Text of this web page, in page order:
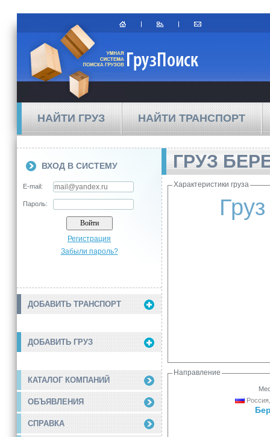
НАЙТИ ГРУЗ НАЙТИ ТРАНСПОРТ
ВХОД В СИСТЕМУ
E-mail:
Пароль:
Регистрация
Забыли пароль?
ДОБАВИТЬ ТРАНСПОРТ
ДОБАВИТЬ ГРУЗ
КАТАЛОГ КОМПАНИЙ
ОБЪЯВЛЕНИЯ
СПРАВКА
ГРУЗ
Характеристики груза
Направление